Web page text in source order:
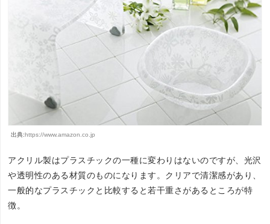
出典:https://www.amazon.co.jp
アクリル製はプラスチックの一種に変わりはないのですが、光沢
や透明性のある材質のものになります。クリアで清潔感があり、
一般的なプラスチックと比較すると若干重さがあるところが特
徴。